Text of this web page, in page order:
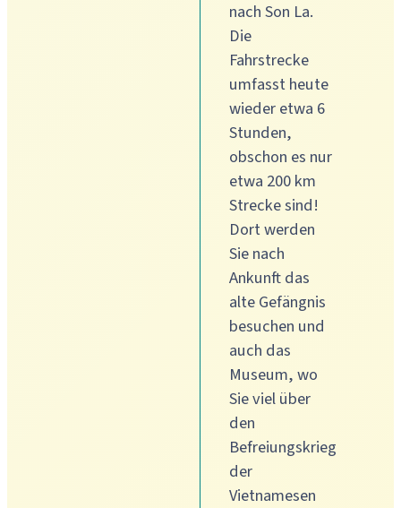
nach Son La.
Die
Fahrstrecke
umfasst heute
wieder etwa 6
Stunden,
obschon es nur
etwa 200 km
Strecke sind!
Dort werden
Sie nach
Ankunft das
alte Gefängnis
besuchen und
auch das
Museum, wo
Sie viel über
den
Befreiungskrieg
der
Vietnamesen